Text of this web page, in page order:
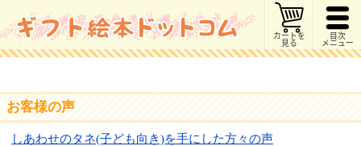
カートを
見る
目次
メニュー
お客様の声
しあわせのタネ(子ども向き)を手にした方々の声